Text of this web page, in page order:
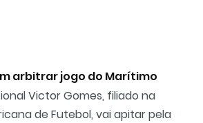
arbitrar jogo do Marítimo
Victor Gomes, filiado na
de Futebol, vai apitar pela